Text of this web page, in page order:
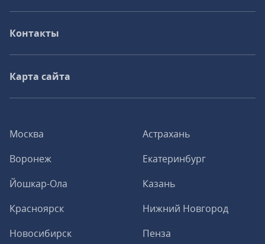
Москва
Астрахань
Воронеж
Екатеринбург
Йошкар-Ола
Казань
Красноярск
Нижний Новгород
Новосибирск
Пенза
Контакты
Карта сайта